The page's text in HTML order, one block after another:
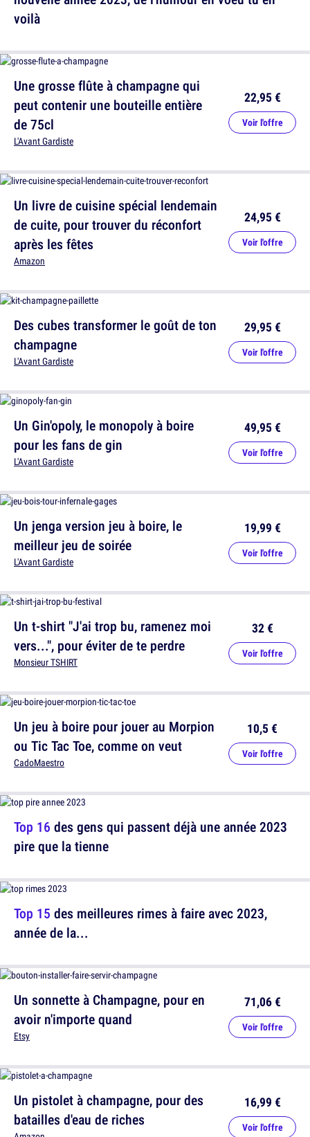
voilà
Un livre de cuisine spécial lendemain
de cuite, pour trouver du réconfort
après les fêtes
Amazon
24,95 €
Voir l'offre
Un Gin'opoly, le monopoly à boire
pour les fans de gin
L'Avant Gardiste
49,95 €
Voir l'offre
Un t-shirt "J'ai trop bu, ramenez moi
vers...", pour éviter de te perdre
Monsieur TSHIRT
32 €
Voir l'offre
Top 16 des gens qui passent déjà une année 2023
pire que la tienne
Un sonnette à Champagne, pour en
avoir n'importe quand
Etsy
71,06 €
Voir l'offre
Une grosse flûte à champagne qui
peut contenir une bouteille entière
de 75cl
L'Avant Gardiste
22,95 €
Voir l'offre
Des cubes transformer le goût de ton
champagne
L'Avant Gardiste
29,95 €
Voir l'offre
Un jenga version jeu à boire, le
meilleur jeu de soirée
L'Avant Gardiste
19,99 €
Voir l'offre
Un jeu à boire pour jouer au Morpion
ou Tic Tac Toe, comme on veut
CadoMaestro
10,5 €
Voir l'offre
Top 15 des meilleures rimes à faire avec 2023,
année de la...
Un pistolet à champagne, pour des
batailles d'eau de riches
16,99 €
Voir l'offre